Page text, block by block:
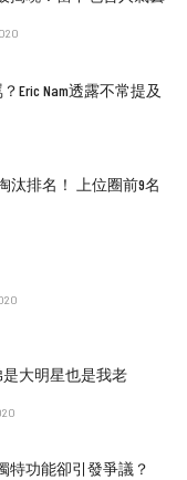
Eric Nam透露不常提及
汰排名！ 上位圈前9名
大明星也是我老
特功能卻引發爭議？